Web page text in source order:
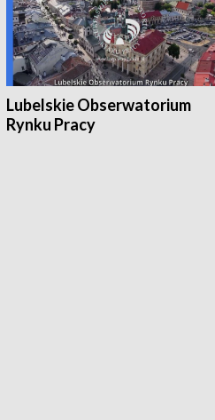
Lubelskie Obserwatorium
Rynku Pracy